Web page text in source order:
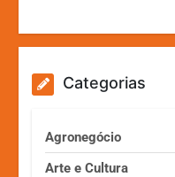
Categorias
Agronegócio
Arte e Cultura